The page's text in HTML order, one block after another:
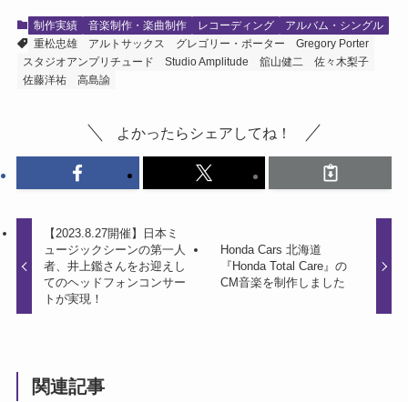
制作実績 音楽制作・楽曲制作 レコーディング
アルバム・シングル
重松忠雄
アルトサックス グレゴリー・ポーター
Gregory Porter
スタジオアンプリチュード
Studio Amplitude 舘山健二
佐々木梨子
佐藤洋祐
高島諭
よかったらシェアしてね！
【2023.8.27開催】日本ミ
ュージックシーンの第一人
者、井上鑑さんをお迎えし
てのヘッドフォンコンサー
トが実現！
Honda Cars 北海道
『Honda Total Care』の
CM音楽を制作しました
関連記事